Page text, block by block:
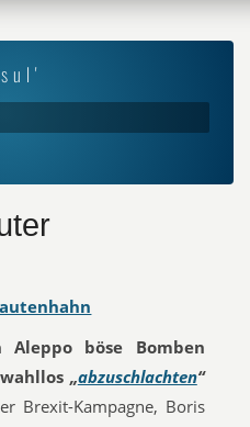
böse Bomben
„abzuschlachten“
Brexit-Kampagne, Boris